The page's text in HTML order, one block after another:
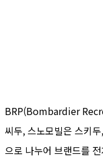
BRP(Bombardier
씨두, 스노모빌은 스키
으로 나누어 브랜드를